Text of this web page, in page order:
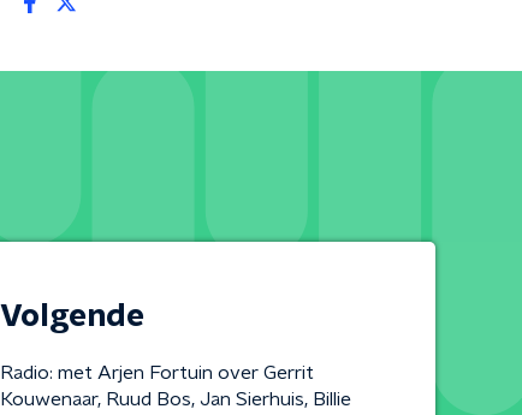
Volgende
Radio: met Arjen Fortuin over Gerrit
Kouwenaar, Ruud Bos, Jan Sierhuis, Billie